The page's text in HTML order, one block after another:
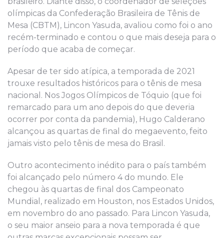
olímpicas da Confederação Brasileira de Tênis de
Mesa (CBTM), Lincon Yasuda, avaliou como foi o ano
recém-terminado e contou o que mais deseja para o
período que acaba de começar.
Apesar de ter sido atípica, a temporada de 2021
trouxe resultados históricos para o tênis de mesa
nacional. Nos Jogos Olímpicos de Tóquio (que foi
remarcado para um ano depois do que deveria
ocorrer por conta da pandemia), Hugo Calderano
alcançou as quartas de final do megaevento, feito
jamais visto pelo tênis de mesa do Brasil.
Outro acontecimento inédito para o país também
foi alcançado pelo número 4 do mundo. Ele
chegou às quartas de final dos Campeonato
Mundial, realizado em Houston, nos Estados Unidos,
em novembro do ano passado. Para Lincon Yasuda,
o seu maior anseio para a nova temporada é que